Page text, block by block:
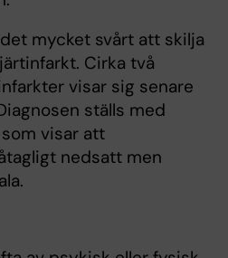
mycket svårt att skilja
Cirka två
visar sig senare
ställs med
visar att
nedsatt men